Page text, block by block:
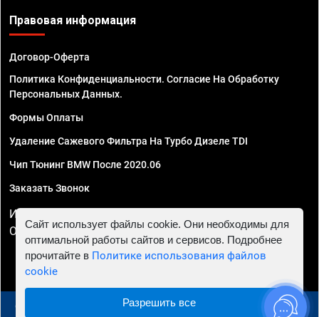
Правовая информация
Договор-Оферта
Политика Конфиденциальности. Согласие На Обработку
Персональных Данных.
Формы Оплаты
Удаление Сажевого Фильтра На Турбо Дизеле TDI
Чип Тюнинг BMW После 2020.06
Заказать Звонок
ИП Смирнов Георгий Павлович. ИНН 781302555843,
ОГРНИП 324470400032610
© 2010 - 2026 Чип тюнинг в Курске - Автосервис "Евро
Сайт использует файлы cookie. Они необходимы для
оптимальной работы сайтов и сервисов. Подробнее
прочитайте в Политике использования файлов
cookie
Разрешить все